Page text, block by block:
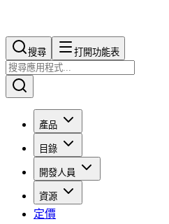
搜尋​​​​ 打開功能表
產品
目錄
開發人員
資源
定價